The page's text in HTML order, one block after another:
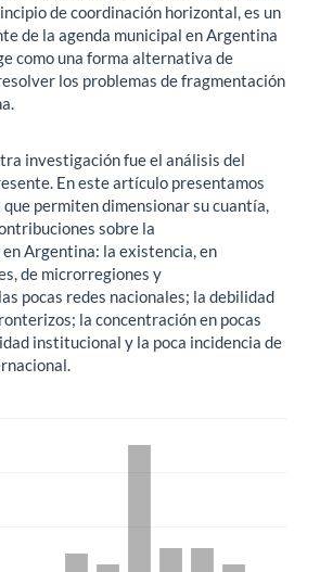
de coordinación horizontal, es un
de la agenda municipal en Argentina
como una forma alternativa de
los problemas de fragmentación
investigación fue el análisis del
En este artículo presentamos
permiten dimensionar su cuantía,
sobre la
Argentina: la existencia, en
de microrregiones y
pocas redes nacionales; la debilidad
la concentración en pocas
institucional y la poca incidencia de